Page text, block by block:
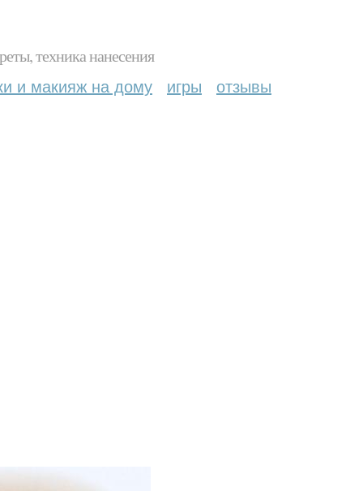
техника нанесения
и макияж на дому игры отзывы